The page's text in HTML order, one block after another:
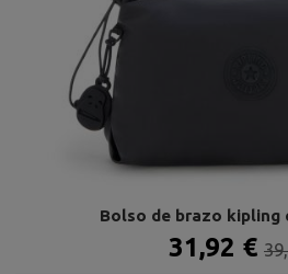
Bolso de brazo kipling
31,92 €